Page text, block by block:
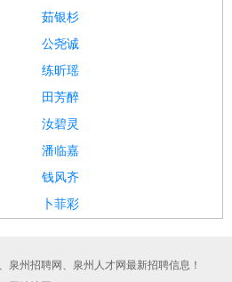
茹银杉
公尧诚
练昕瑶
田芳醉
汝碧灵
潘临嘉
钱风齐
卜菲彩
泉州招聘网、泉州人才网最新招聘信息！